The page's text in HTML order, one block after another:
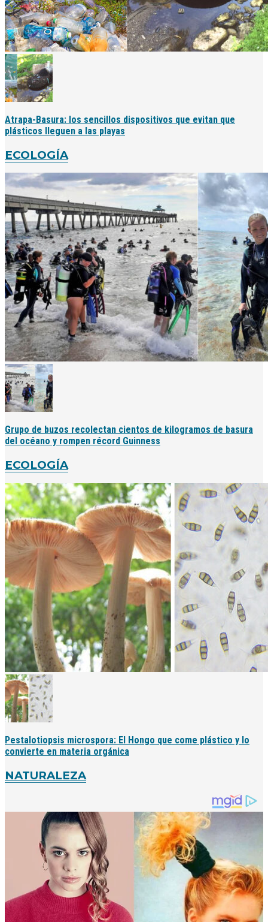
Atrapa-Basura: los sencillos dispositivos que evitan que
plásticos lleguen a las playas
ECOLOGÍA
Grupo de buzos recolectan cientos de kilogramos de basura
del océano y rompen récord Guinness
ECOLOGÍA
Pestalotiopsis microspora: El Hongo que come plástico y lo
convierte en materia orgánica
NATURALEZA